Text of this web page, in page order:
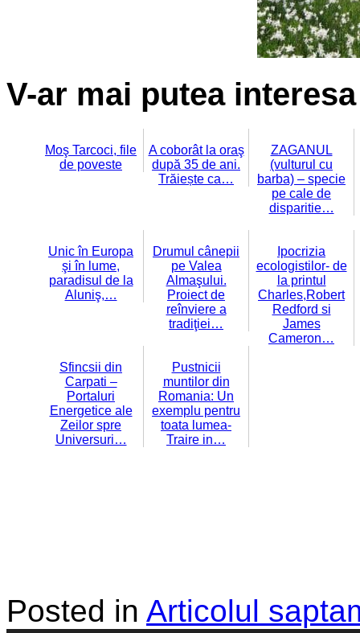
V-ar mai putea
Moş Tarcoci, file
de poveste
A coborât la oraş
după 35 de ani.
Trăiește ca…
ZAGANUL
(vulturul cu
barba) – specie
pe cale de
disparitie…
Unic în Europa
şi în lume,
paradisul de la
Aluniş,…
Drumul cânepii
pe Valea
Almaşului.
Proiect de
reînviere a
tradiţiei…
Ipocrizia
ecologistilor- de
la printul
Charles,Robert
Redford si
James
Cameron…
Sfincsii din
Carpati –
Portaluri
Energetice ale
Zeilor spre
Universuri…
Pustnicii
muntilor din
Romania: Un
exemplu pentru
toata lumea-
Traire in…
Posted in Articolul